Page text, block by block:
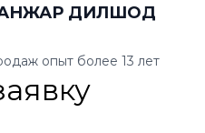
ДИЛШОД
опыт более 13 лет